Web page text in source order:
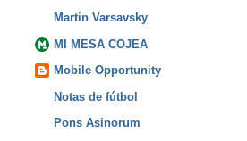
Martin Varsavsky
MI MESA COJEA
Mobile Opportunity
Notas de fútbol
Pons Asinorum